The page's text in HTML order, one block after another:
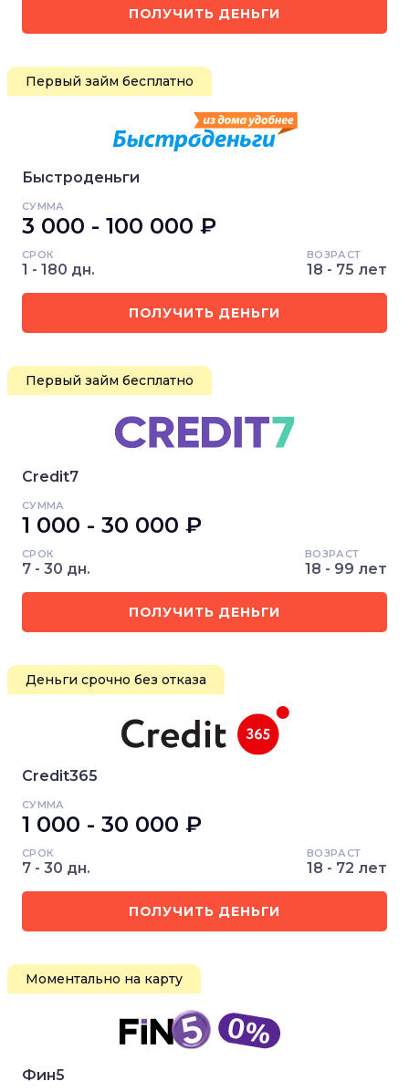
ПОЛУЧИТЬ ДЕНЬГИ
Первый займ бесплатно
Быстроденьги
СУММА
3 000 - 100 000 ₽
СРОК
1 - 180 дн.
ВОЗРАСТ
18 - 75 лет
ПОЛУЧИТЬ ДЕНЬГИ
Первый займ бесплатно
Credit7
СУММА
1 000 - 30 000 ₽
СРОК
7 - 30 дн.
ВОЗРАСТ
18 - 99 лет
ПОЛУЧИТЬ ДЕНЬГИ
Деньги срочно без отказа
Credit365
СУММА
1 000 - 30 000 ₽
СРОК
7 - 30 дн.
ВОЗРАСТ
18 - 72 лет
ПОЛУЧИТЬ ДЕНЬГИ
Моментально на карту
Фин5